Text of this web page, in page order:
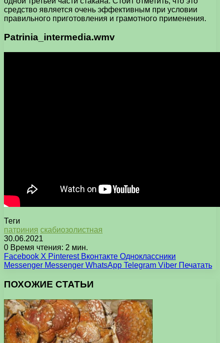
средство является очень эффективным при условии
правильного приготовления и грамотного применения.
Patrinia_intermedia.wmv
Теги
патриния скабиозолистная
30.06.2021
0 Время чтения: 2 мин.
Facebook X Pinterest Вконтакте Одноклассники
Messenger Messenger WhatsApp Telegram Viber Печатать
ПОХОЖИЕ СТАТЬИ